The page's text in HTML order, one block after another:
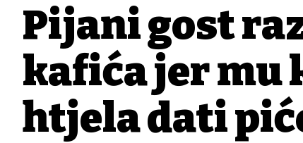
Pijani gost
kafića jer mu
htjela dati